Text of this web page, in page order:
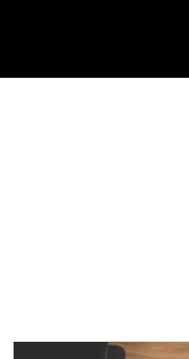
Imagen de portada